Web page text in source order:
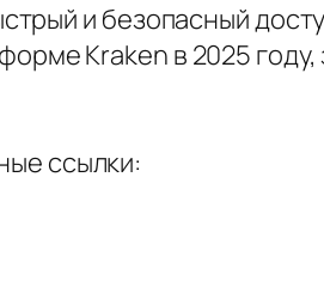
и безопасный
Kraken в 2025
ссылки: